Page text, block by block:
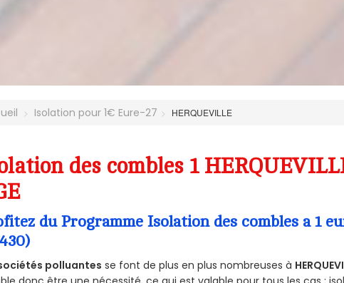
Isolation pour 1€ Eure-27 HERQUEVILLE
des combles 1
du Programme Isolation des combles a 1
polluantes se font de plus en plus nombreuses à